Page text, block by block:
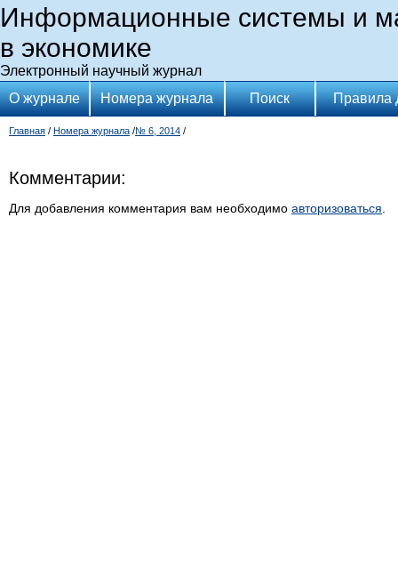
Информационные системы и
в экономике
Электронный научный журнал
О журнале
Номера журнала Поиск Правила
Главная / Номера журнала /№ 6, 2014 /
Комментарии:
Для добавления комментария вам необходимо авторизоваться